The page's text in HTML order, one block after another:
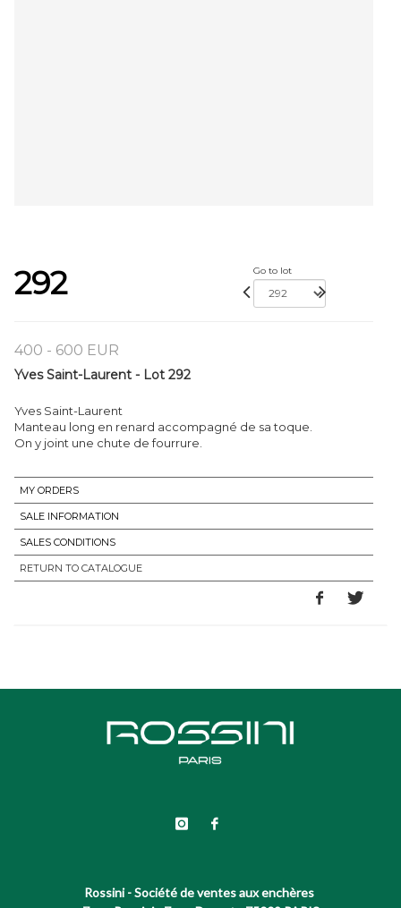
292 Go to lot
400 - 600 EUR
Yves Saint-Laurent - Lot 292
Yves Saint-Laurent
Manteau long en renard accompagné de sa toque.
On y joint une chute de fourrure.
MY ORDERS
SALE INFORMATION
SALES CONDITIONS
RETURN TO CATALOGUE
Rossini - Société de ventes aux enchères